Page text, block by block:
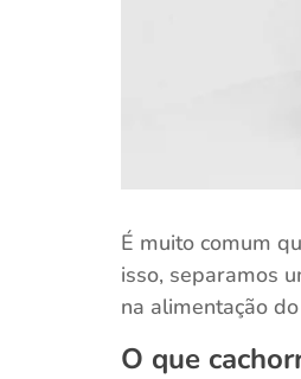
É muito comum
isso, separamos
na alimentação
O que